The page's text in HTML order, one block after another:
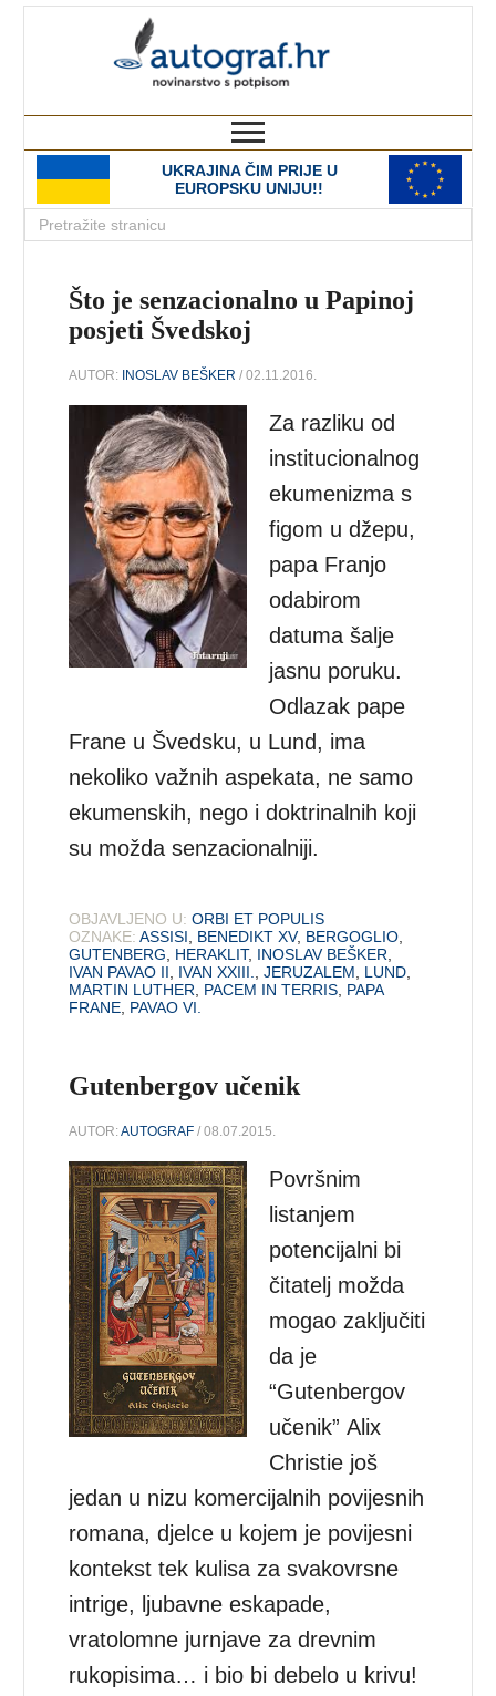
UKRAJINA ČIM PRIJE U
EUROPSKU UNIJU!!
Što je senzacionalno u Papinoj
posjeti Švedskoj
AUTOR: INOSLAV BEŠKER / 02.11.2016.
Za razliku od
institucionalnog
ekumenizma s
figom u džepu,
papa Franjo
odabirom
datuma šalje
jasnu poruku.
Odlazak pape
Frane u Švedsku, u Lund, ima
nekoliko važnih aspekata, ne samo
ekumenskih, nego i doktrinalnih koji
su možda senzacionalniji.
OBJAVLJENO U: ORBI ET POPULIS
OZNAKE: ASSISI BENEDIKT XV, BERGOGLIO
GUTENBERG
HERAKLIT, INOSLAV BEŠKER
IVAN PAVAO II
IVAN XXIII. ,JERUZALEM LUND
MARTIN LUTHER
PACEM IN TERRIS PAPA
FRANE PAVAO VI.
Gutenbergov učenik
AUTOR:AUTOGRAF / 08.07.2015.
Površnim
listanjem
potencijalni bi
čitatelj možda
mogao zaključiti
da je
“Gutenbergov
učenik” Alix
Christie još
jedan u nizu komercijalnih povijesnih
romana, djelce u kojem je povijesni
kontekst tek kulisa za svakovrsne
intrige, ljubavne eskapade,
vratolomne jurnjave za drevnim
rukopisima… i bio bi debelo u krivu!